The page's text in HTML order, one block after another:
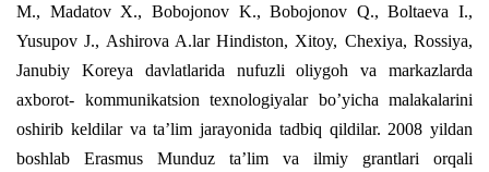
M., Madatov X., Bobojonov K., Bobojonov Q., Boltaeva I.,
Yusupov J., Ashirova A.lar Hindiston, Xitoy, Chexiya, Rossiya,
Janubiy Koreya davlatlarida nufuzli oliygoh va markazlarda
axborot- kommunikatsion texnologiyalar bo’yicha malakalarini
oshirib keldilar va ta’lim jarayonida tadbiq qildilar. 2008 yildan
boshlab Erasmus Munduz ta’lim va ilmiy grantlari orqali